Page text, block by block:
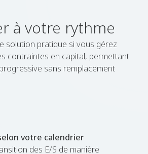
à votre rythme
solution pratique si vous gérez
contraintes en capital, permettant
sans remplacement
votre calendrier
des E/S de manière